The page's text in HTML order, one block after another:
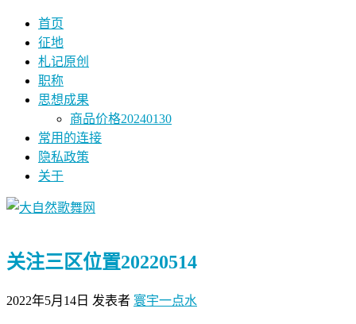
首页
征地
札记原创
职称
思想成果
商品价格20240130
常用的连接
隐私政策
关于
关注三区位置20220514
2022年5月14日 发表者 寰宇一点水